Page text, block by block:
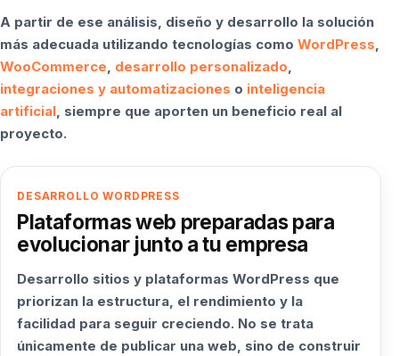
A partir de ese análisis, diseño y desarrollo la solución
más adecuada utilizando tecnologías como WordPress,
WooCommerce, desarrollo personalizado,
integraciones y automatizaciones o inteligencia
artificial, siempre que aporten un beneficio real al
proyecto.
DESARROLLO WORDPRESS
Plataformas web preparadas para
evolucionar junto a tu empresa
Desarrollo sitios y plataformas WordPress que
priorizan la estructura, el rendimiento y la
facilidad para seguir creciendo. No se trata
únicamente de publicar una web, sino de construir